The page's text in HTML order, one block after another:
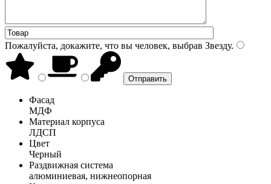
Пожалуйста, докажите, что вы человек, выбрав Звезду.
Фасад
МДФ
Материал корпуса
ЛДСП
Цвет
Черный
Раздвижная система
алюминиевая, нижнеопорная